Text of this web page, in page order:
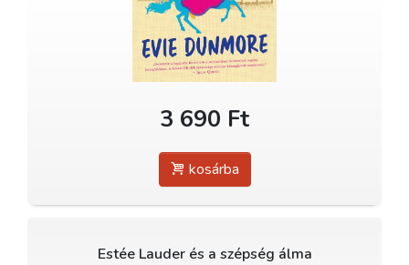
3 690 Ft
kosárba
Estée Lauder és a szépség álma